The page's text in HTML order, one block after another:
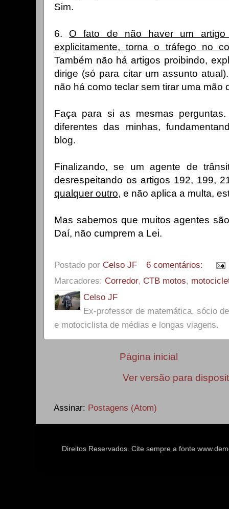
Sim.
6. O fato de não haver um
explicitamente, torna o tráfego no
Também não há artigos proibindo,
dirige (só para citar um assunto
não há como teclar sem tirar uma mão
Faça para si as mesmas
diferentes das minhas,
blog.
Finalizando, se um agente de
desrespeitando os artigos 192, 199,
qualquer outro, e não aplica a multa,
Mas sabemos que muitos agentes
Daí, não cumprem a Lei.
Postado por Celso JF
6 comentários:
Marcadores: Corredor, CTB motos,
Celso JF
Ex-professor de matemática, sócio
e motociclista de médias e longas viagens.
Página inicial
Ver versão para
Assinar: Postagens (Atom)
Direitos Reservados. Cite sempre a fonte